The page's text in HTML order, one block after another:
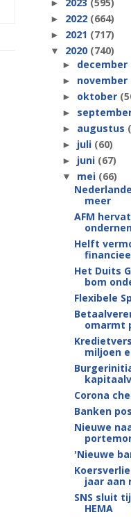
►
► 2022 (664)
► 2021 (717)
▼ 2020 (740)
► december
► november
► oktober
►
► augustus
► juli (60)
► juni (67)
▼ mei (66)
meer
AFM
Helft
Het Duits
bom
Flexibele
omarmt
miljoen
Corona
Banken
Nieuwe
'Nieuwe
jaar aan
SNS sluit
HEMA